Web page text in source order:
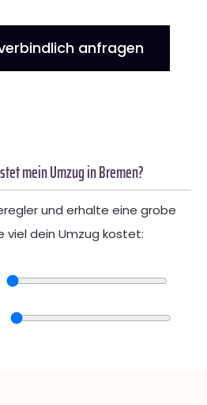
anfragen
mein Umzug in Bremen?
und erhalte eine grobe
viel dein Umzug kostet: